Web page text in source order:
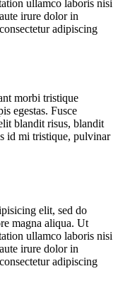
ullamco laboris nisi
irure dolor in
adipiscing
morbi tristique
egestas. Fusce
blandit risus, blandit
id mi tristique, pulvinar
elit, sed do
magna aliqua. Ut
ullamco laboris nisi
irure dolor in
adipiscing